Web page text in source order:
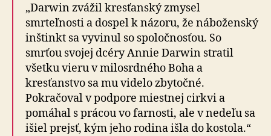
„Darwin zvážil kresťanský zmysel
smrteľnosti a dospel k názoru, že náboženský
inštinkt sa vyvinul so spoločnosťou. So
smrťou svojej dcéry Annie Darwin stratil
všetku vieru v milosrdného Boha a
kresťanstvo sa mu videlo zbytočné.
Pokračoval v podpore miestnej cirkvi a
pomáhal s prácou vo farnosti, ale v nedeľu sa
išiel prejsť, kým jeho rodina išla do kostola.“